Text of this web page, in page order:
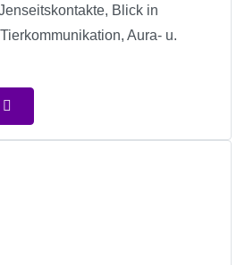
Blick in
Aura- u.